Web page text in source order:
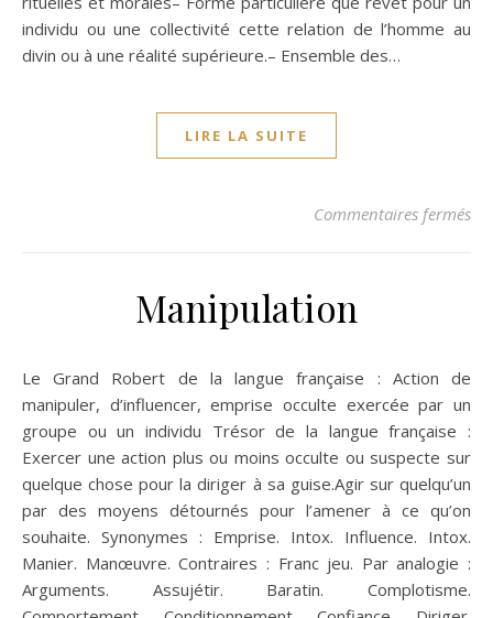
individu ou une collectivité cette relation de l’homme au
divin ou à une réalité supérieure.– Ensemble des…
LIRE LA SUITE
Commentaires fermés
Manipulation
Le Grand Robert de la langue française : Action de
manipuler, d’influencer, emprise occulte exercée par un
groupe ou un individu Trésor de la langue française :
Exercer une action plus ou moins occulte ou suspecte sur
quelque chose pour la diriger à sa guise.Agir sur quelqu’un
par des moyens détournés pour l’amener à ce qu’on
souhaite. Synonymes : Emprise. Intox. Influence. Intox.
Manier. Manœuvre. Contraires : Franc jeu. Par analogie :
Arguments. Assujétir. Baratin. Complotisme.